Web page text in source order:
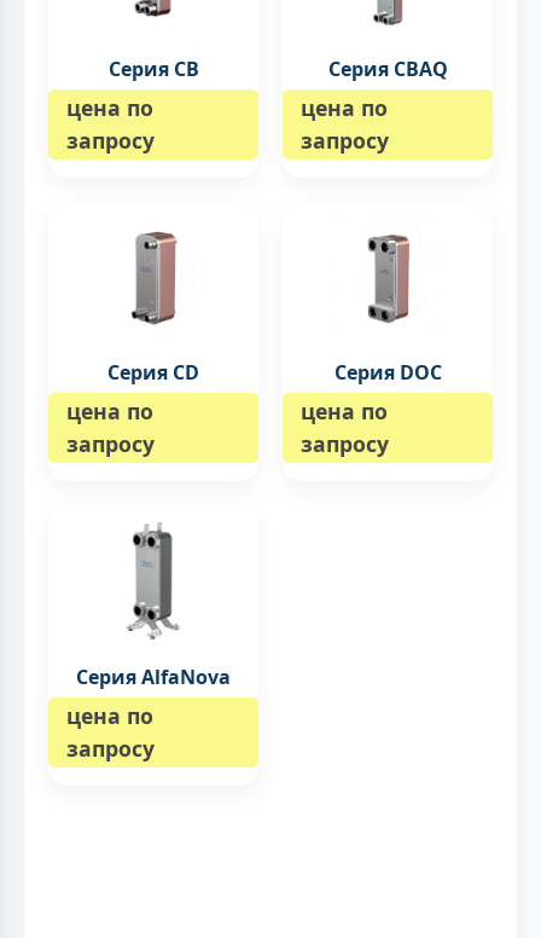
Серия CB
цена по
запросу
Серия CBAQ
цена по
запросу
Серия CD
цена по
запросу
Серия DOC
цена по
запросу
Серия AlfaNova
цена по
запросу